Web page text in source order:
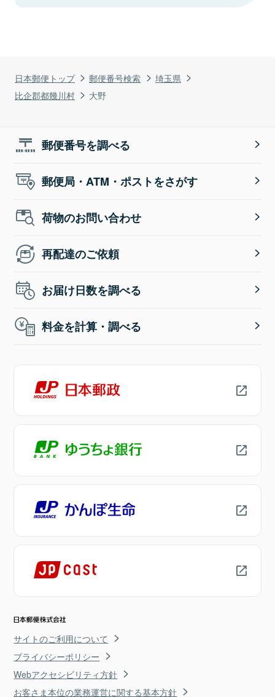
日本郵便トップ 郵便番号検索
埼玉県
比企郡都幾川村
大野
郵便番号を調べる
郵便局・ATM・ポストをさがす
荷物のお問い合わせ
再配達のご依頼
お届け日数を調べる
料金を計算・調べる
サイトのご利用について
プライバシーポリシー
Webアクセシビリティ方針
お客さま本位の業務運営に関する基本方針